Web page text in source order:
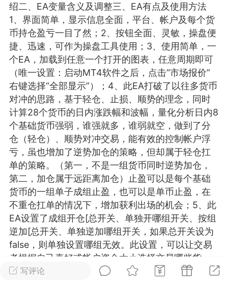
狼行黄金一次一单1.1你们期待的一
EA它来了，主打高胜率没浮亏！
黄金一次一单1.0你们期待的一次一单
了，主打高胜率没浮亏！复利模式下 历
2026.03.17 数据表现...
#狼行天下 #黄金
59 3.4k
Lv.9 神隐会员 靓号
EA+
17:09
电脑端 趋势
2024年 狼行天下A03.01软件大更
EA 增加货币版EA
写评论
绍二、EA变量含义及调整三、EA有点及使用方法
1、界面简单，显示信息全面，平台、帐户及每个货
币持仓盈亏一目了然；2、按钮全面、灵敏，操盘便
捷、迅速，可作为操盘工具使用；3、使用简单，一
个EA，加载到任意一个打开的图表，任意周期即可
（唯一设置：启动MT4软件之后，点击“市场报价”
右键选择“全部显示”）；4、此EA打破了以往多货币
对冲的思路，基于轻仓、止损、顺势的理念，同时
计算28个货币的日内涨跌幅和波幅，量化分析日内8
个基础货币强弱，谁强就多，谁弱就空，做到了分
仓（轻仓）、顺势对冲交易，能有效的控制帐户浮
亏，虽也增加了逆势加仓的策略，但却属于轻仓扛
单的策略。（第一，不是一组货币同时逆势加仓，
第二，加仓属于远距离加仓）止盈可以是每个基础
货币的一组单子成组止盈，也可以是单币止盈，在
不重仓扛单的情况下，增加获利出场的机会；5、此
EA设置了成组开仓[总开关、单独开哪组开关、按组
逆加[总开关、单独逆加哪组开关，如果总开关设为
false，则单独设置哪组无效。此设置，可以让交易
者根据自己喜好或帐户资金大小选择交易哪些货
币，或者逆加哪些货币。6、EA不是万能的，几乎所